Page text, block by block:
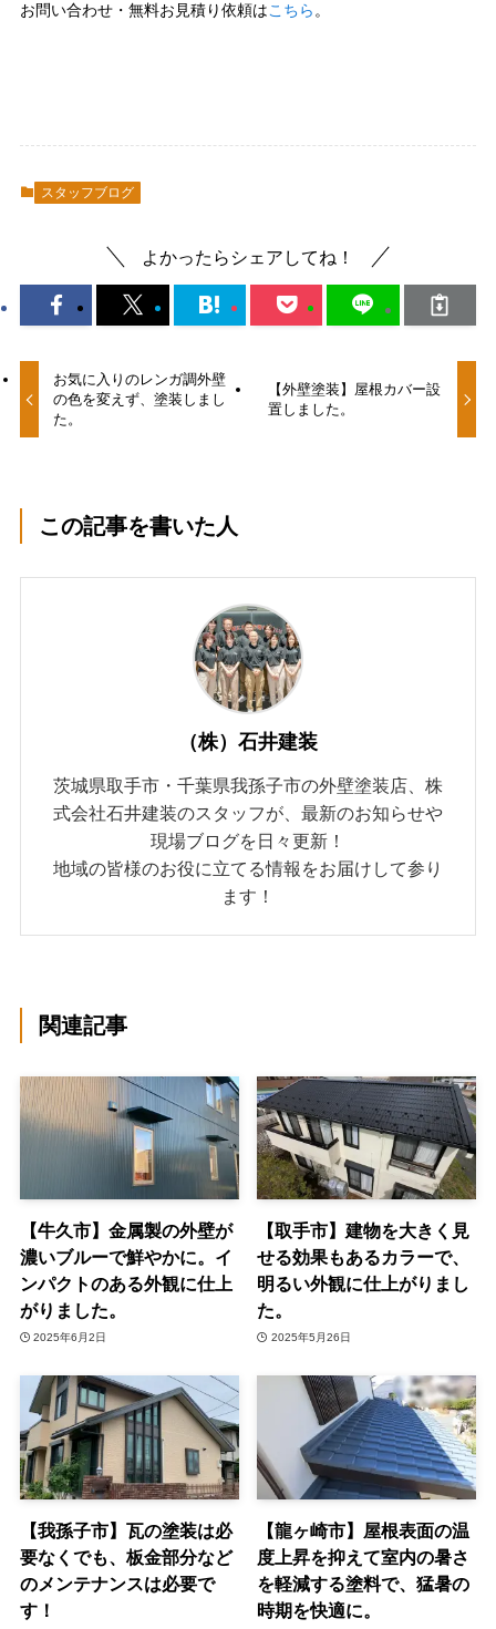
お問い合わせ・無料お見積り依頼はこちら 。
スタッフブログ
よかったらシェアしてね！
お気に入りのレンガ調外壁
の色を変えず、塗装しまし
た。
【外壁塗装】屋根カバー設
置しました。
この記事を書いた人
（株）石井建装
茨城県取手市・千葉県我孫子市の外壁塗装店、株
式会社石井建装のスタッフが、最新のお知らせや
現場ブログを日々更新！
地域の皆様のお役に立てる情報をお届けして参り
ます！
関連記事
【牛久市】金属製の外壁が
濃いブルーで鮮やかに。イ
ンパクトのある外観に仕上
がりました。
2025年6月2日
【取手市】建物を大きく見
せる効果もあるカラーで、
明るい外観に仕上がりまし
た。
2025年5月26日
【我孫子市】瓦の塗装は必
要なくでも、板金部分など
のメンテナンスは必要で
す！
【龍ヶ崎市】屋根表面の温
度上昇を抑えて室内の暑さ
を軽減する塗料で、猛暑の
時期を快適に。